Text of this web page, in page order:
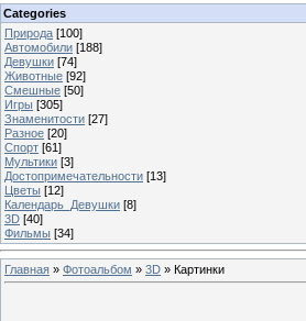
Categories
Природа [100]
Автомобили [188]
Девушки [74]
Животные [92]
Смешные [50]
Игры [305]
Знаменитости [27]
Разное [20]
Спорт [61]
Мультики [3]
Достопримечательности [13]
Цветы [12]
Календарь_Девушки [8]
3D [40]
Фильмы [34]
Главная » Фотоальбом » 3D » Картинки